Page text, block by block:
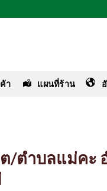
า แผนที่ร้าน
/ตำบลแม่คะ